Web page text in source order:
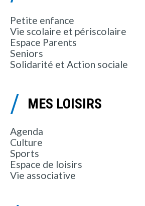
Petite enfance
Vie scolaire et périscolaire
Espace Parents
Seniors
Solidarité et Action sociale
MES LOISIRS
Agenda
Culture
Sports
Espace de loisirs
Vie associative